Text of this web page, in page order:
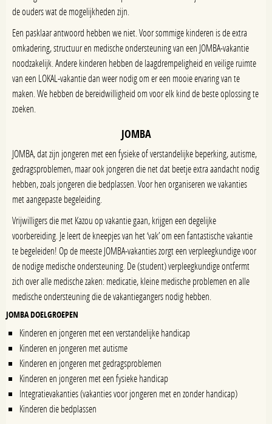
de ouders wat de mogelijkheden zijn.
Een pasklaar antwoord hebben we niet. Voor sommige kinderen is de extra
omkadering, structuur en medische ondersteuning van een JOMBA-vakantie
noodzakelijk. Andere kinderen hebben de laagdrempeligheid en veilige ruimte
van een LOKAL-vakantie dan weer nodig om er een mooie ervaring van te
maken. We hebben de bereidwilligheid om voor elk kind de beste oplossing te
zoeken.
JOMBA
JOMBA, dat zijn jongeren met een fysieke of verstandelijke beperking, autisme,
gedragsproblemen, maar ook jongeren die net dat beetje extra aandacht nodig
hebben, zoals jongeren die bedplassen. Voor hen organiseren we vakanties
met aangepaste begeleiding.
Vrijwilligers die met Kazou op vakantie gaan, krijgen een degelijke
voorbereiding. Je leert de kneepjes van het ‘vak’ om een fantastische vakantie
te begeleiden! Op de meeste JOMBA-vakanties zorgt een verpleegkundige voor
de nodige medische ondersteuning. De (student) verpleegkundige ontfermt
zich over alle medische zaken: medicatie, kleine medische problemen en alle
medische ondersteuning die de vakantiegangers nodig hebben.
JOMBA DOELGROEPEN
Kinderen en jongeren met een verstandelijke handicap
Kinderen en jongeren met autisme
Kinderen en jongeren met gedragsproblemen
Kinderen en jongeren met een fysieke handicap
Integratievakanties (vakanties voor jongeren met en zonder handicap)
Kinderen die bedplassen